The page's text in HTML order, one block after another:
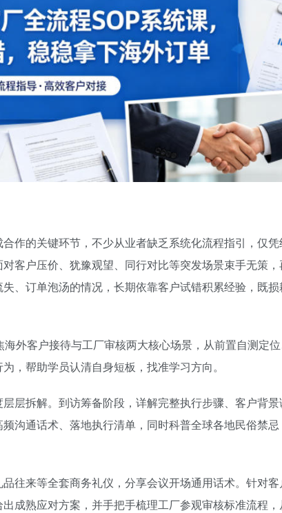
作的关键环节，不少从业者缺乏系统化流程指引，仅凭
客户压价、犹豫观望、同行对比等突发场景束手无策，
、订单泡汤的情况，长期依靠客户试错积累经验，既
外客户接待与工厂审核两大核心场景，从前置自测定
，帮助学员认清自身短板，找准学习方向。
层拆解。到访筹备阶段，详解完整执行步骤、客户背
沟通话术、落地执行清单，同时科普全球各地民俗禁
往来等全套商务礼仪，分享会议开场通用话术。针对客
成熟应对方案，并手把手梳理工厂参观审核标准流程